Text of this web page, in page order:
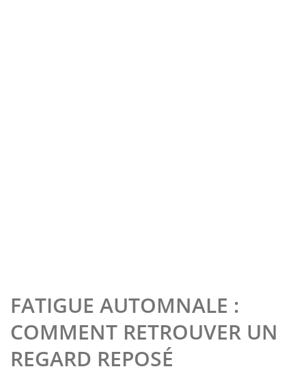
FATIGUE AUTOMNALE :
COMMENT RETROUVER UN
REGARD REPOSÉ